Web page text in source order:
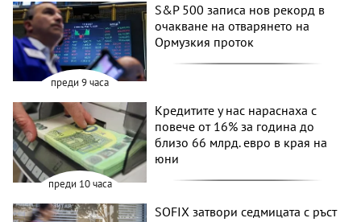
преди 9 часа
S&P 500 записа нов рекорд в
очакване на отварянето на
Ормузкия проток
преди 10 часа
Кредитите у нас нараснаха с
повече от 16% за година до
близо 66 млрд. евро в края на
юни
SOFIX затвори седмицата с ръст